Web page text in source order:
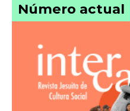
Número actual